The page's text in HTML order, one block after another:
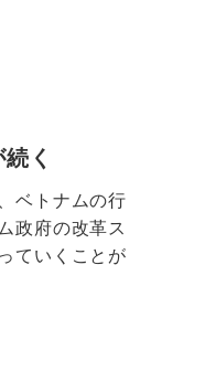
く
ベトナムの行
政府の改革ス
ていくことが